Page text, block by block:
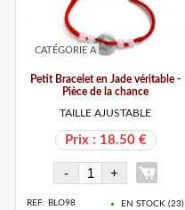
CATÉGORIE A
Petit Bracelet en Jade véritable -
Pièce de la chance
TAILLE AJUSTABLE
Prix : 18.50 €
REF: BLO98 EN STOCK (23)